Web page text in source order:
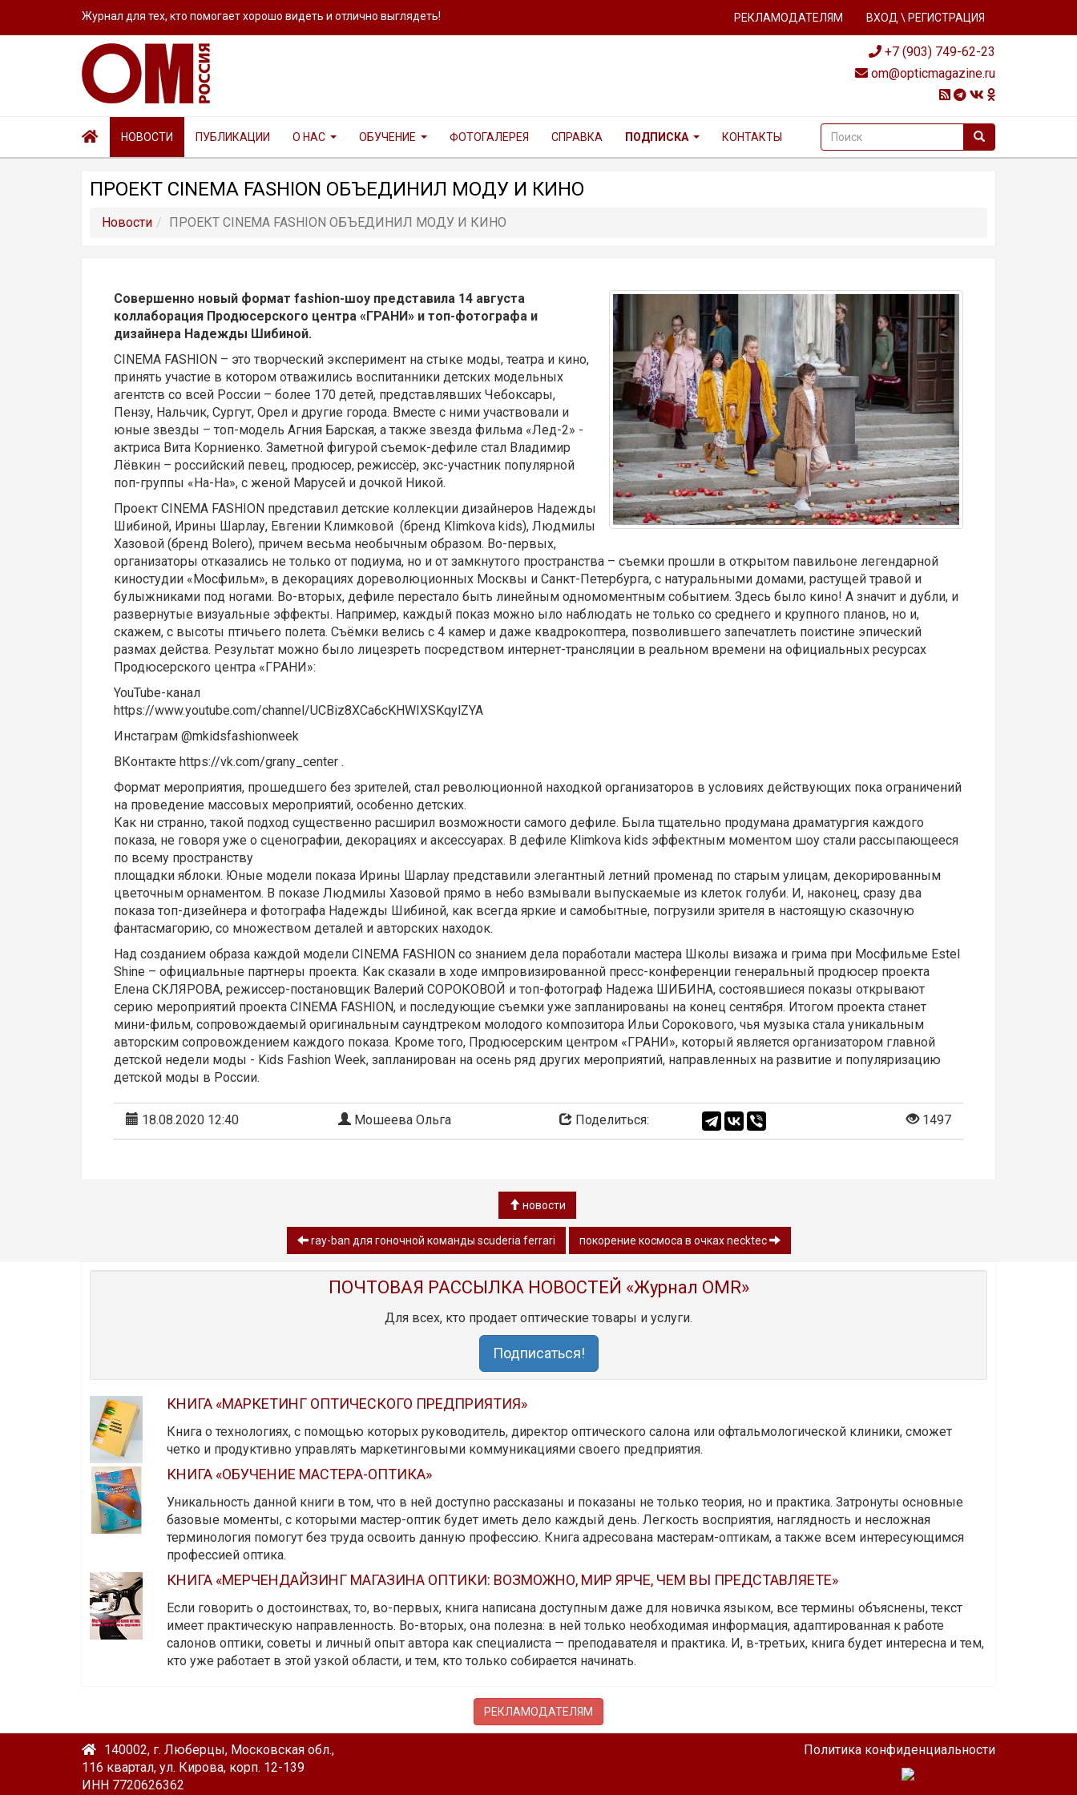
Журнал для тех, кто помогает хорошо видеть и отлично выглядеть! РЕКЛАМОДАТЕЛЯМ ВХОД \ РЕГИСТРАЦИЯ
+7 (903) 749-62-23
om@opticmagazine.ru
НОВОСТИ ПУБЛИКАЦИИ О НАС ОБУЧЕНИЕ ФОТОГАЛЕРЕЯ СПРАВКА ПОДПИСКА КОНТАКТЫ
ПРОЕКТ CINEMA FASHION ОБЪЕДИНИЛ МОДУ И КИНО
Новости ПРОЕКТ CINEMA FASHION ОБЪЕДИНИЛ МОДУ И КИНО
Совершенно новый формат fashion-шоу представила 14 августа
коллаборация Продюсерского центра «ГРАНИ» и топ-фотографа и
дизайнера Надежды Шибиной.
CINEMA FASHION – это творческий эксперимент на стыке моды, театра и кино,
принять участие в котором отважились воспитанники детских модельных
агентств со всей России – более 170 детей, представлявших Чебоксары,
Пензу, Нальчик, Сургут, Орел и другие города. Вместе с ними участвовали и
юные звезды – топ-модель Агния Барская, а также звезда фильма «Лед-2» -
актриса Вита Корниенко. Заметной фигурой съемок-дефиле стал Владимир
Лёвкин – российский певец, продюсер, режиссёр, экс-участник популярной
поп-группы «На-На», с женой Марусей и дочкой Никой.
Проект CINEMA FASHION представил детские коллекции дизайнеров Надежды
Шибиной, Ирины Шарлау, Евгении Климковой (бренд Klimkova kids), Людмилы
Хазовой (бренд Bolero), причем весьма необычным образом. Во-первых,
организаторы отказались не только от подиума, но и от замкнутого пространства – съемки прошли в открытом павильоне легендарной
киностудии «Мосфильм», в декорациях дореволюционных Москвы и Санкт-Петербурга, с натуральными домами, растущей травой и
булыжниками под ногами. Во-вторых, дефиле перестало быть линейным одномоментным событием. Здесь было кино! А значит и дубли, и
развернутые визуальные эффекты. Например, каждый показ можно ыло наблюдать не только со среднего и крупного планов, но и,
скажем, с высоты птичьего полета. Съёмки велись с 4 камер и даже квадрокоптера, позволившего запечатлеть поистине эпический
размах действа. Результат можно было лицезреть посредством интернет-трансляции в реальном времени на официальных ресурсах
Продюсерского центра «ГРАНИ»:
YouTube-канал
https://www.youtube.com/channel/UCBiz8XCa6cKHWIXSKqylZYA
Инстаграм @mkidsfashionweek
ВКонтакте https://vk.com/grany_center .
Формат мероприятия, прошедшего без зрителей, стал революционной находкой организаторов в условиях действующих пока ограничений
на проведение массовых мероприятий, особенно детских.
Как ни странно, такой подход существенно расширил возможности самого дефиле. Была тщательно продумана драматургия каждого
показа, не говоря уже о сценографии, декорациях и аксессуарах. В дефиле Klimkova kids эффектным моментом шоу стали рассыпающееся
по всему пространству
площадки яблоки. Юные модели показа Ирины Шарлау представили элегантный летний променад по старым улицам, декорированным
цветочным орнаментом. В показе Людмилы Хазовой прямо в небо взмывали выпускаемые из клеток голуби. И, наконец, сразу два
показа топ-дизейнера и фотографа Надежды Шибиной, как всегда яркие и самобытные, погрузили зрителя в настоящую сказочную
фантасмагорию, со множеством деталей и авторских находок.
Над созданием образа каждой модели CINEMA FASHION со знанием дела поработали мастера Школы визажа и грима при Мосфильме Estel
Shine – официальные партнеры проекта. Как сказали в ходе импровизированной пресс-конференции генеральный продюсер проекта
Елена СКЛЯРОВА, режиссер-постановщик Валерий СОРОКОВОЙ и топ-фотограф Надежа ШИБИНА, состоявшиеся показы открывают
серию мероприятий проекта CINEMA FASHION, и последующие съемки уже запланированы на конец сентября. Итогом проекта станет
мини-фильм, сопровождаемый оригинальным саундтреком молодого композитора Ильи Сорокового, чья музыка стала уникальным
авторским сопровождением каждого показа. Кроме того, Продюсерским центром «ГРАНИ», который является организатором главной
детской недели моды - Kids Fashion Week, запланирован на осень ряд других мероприятий, направленных на развитие и популяризацию
детской моды в России.
18.08.2020 12:40 Мошеева Ольга Поделиться: 1497
новости
ray-ban для гоночной команды scuderia ferrari покорение космоса в очках necktec
ПОЧТОВАЯ РАССЫЛКА НОВОСТЕЙ «Журнал OMR»
Для всех, кто продает оптические товары и услуги.
Подписаться!
КНИГА «МАРКЕТИНГ ОПТИЧЕСКОГО ПРЕДПРИЯТИЯ»
Книга о технологиях, с помощью которых руководитель, директор оптического салона или офтальмологической клиники, сможет
четко и продуктивно управлять маркетинговыми коммуникациями своего предприятия.
КНИГА «ОБУЧЕНИЕ МАСТЕРА-ОПТИКА»
Уникальность данной книги в том, что в ней доступно рассказаны и показаны не только теория, но и практика. Затронуты основные
базовые моменты, с которыми мастер-оптик будет иметь дело каждый день. Легкость восприятия, наглядность и несложная
терминология помогут без труда освоить данную профессию. Книга адресована мастерам-оптикам, а также всем интересующимся
профессией оптика.
КНИГА «МЕРЧЕНДАЙЗИНГ МАГАЗИНА ОПТИКИ: ВОЗМОЖНО, МИР ЯРЧЕ, ЧЕМ ВЫ ПРЕДСТАВЛЯЕТЕ»
Если говорить о достоинствах, то, во-первых, книга написана доступным даже для новичка языком, все термины объяснены, текст
имеет практическую направленность. Во-вторых, она полезна: в ней только необходимая информация, адаптированная к работе
салонов оптики, советы и личный опыт автора как специалиста — преподавателя и практика. И, в-третьих, книга будет интересна и тем,
кто уже работает в этой узкой области, и тем, кто только собирается начинать.
РЕКЛАМОДАТЕЛЯМ
140002, г. Люберцы, Московская обл.,
116 квартал, ул. Кирова, корп. 12-139
ИНН 7720626362
Политика конфиденциальности